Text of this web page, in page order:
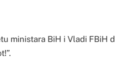
ministara BiH i Vladi FBiH